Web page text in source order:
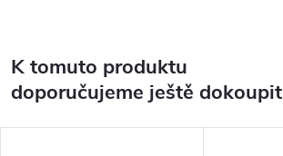
K tomuto produktu
doporučujeme ještě dokoupit